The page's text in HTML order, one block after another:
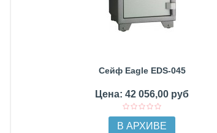
Сейф Eagle EDS-045
Цена: 42 056,00 руб
В АРХИВЕ